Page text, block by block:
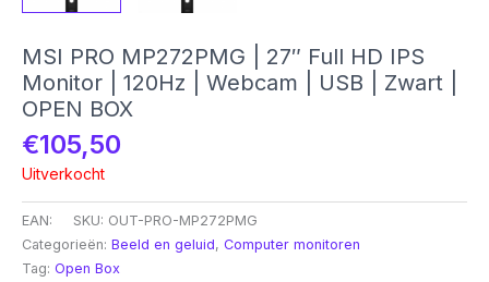
MSI PRO MP272PMG | 27″ Full HD IPS
Monitor | 120Hz | Webcam | USB | Zwart |
OPEN BOX
€105,50
Uitverkocht
EAN: SKU: OUT-PRO-MP272PMG
Categorieën: Beeld en geluid, Computer monitoren
Tag: Open Box